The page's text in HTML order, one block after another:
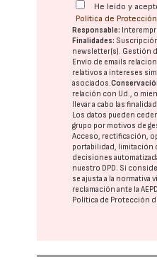
He leído y
Política de
Responsable:
Finalidades:
newsletter(s). Gestión
Envío de emails
relativos a intereses
asociados.
relación con Ud., o
llevar a cabo las
Los datos pueden
grupo por motivos de
Acceso, rectificación,
portabilidad, limitación
decisiones
nuestro DPD. Si
se ajusta a la normativa
reclamación ante laAEPD
Política de Protección